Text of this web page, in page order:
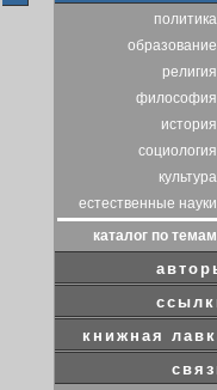
политика
образование
религия
философия
история
социология
культура
естественные науки
каталог по темам
книжная